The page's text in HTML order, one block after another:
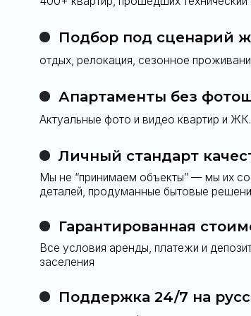
Поддержка 24/7 на русском
решаем вопросы быстрее, чем они успеют
Оставить заявку
У вас
Свяжитесь с нами любым